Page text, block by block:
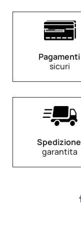
Pagamenti
sicuri
Spedizione
garantita